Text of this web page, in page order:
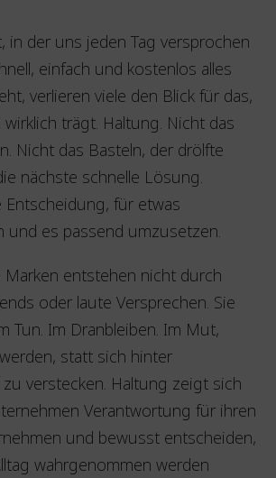
in der uns jeden Tag versprochen
einfach und kostenlos alles
verlieren viele den Blick für das,
trägt. Haltung. Nicht das
Nicht das Basteln, der drölfte
nächste schnelle Lösung.
Entscheidung, für etwas
und es passend umzusetzen.
Marken entstehen nicht durch
oder laute Versprechen. Sie
Tun. Im Dranbleiben. Im Mut,
statt sich hinter
verstecken. Haltung zeigt sich
Verantwortung für ihren
und bewusst entscheiden,
wahrgenommen werden